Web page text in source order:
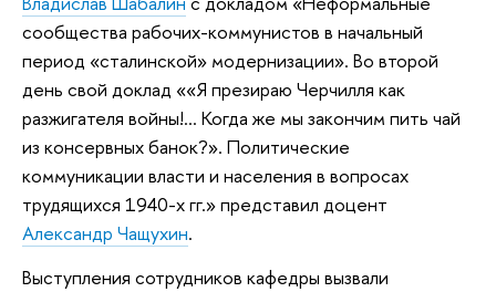
сообщества рабочих-коммунистов в начальный
период «сталинской» модернизации». Во второй
день свой доклад ««Я презираю Черчилля как
разжигателя войны!… Когда же мы закончим пить чай
из консервных банок?». Политические
коммуникации власти и населения в вопросах
трудящихся 1940-х гг.» представил доцент
Александр Чащухин.
Выступления сотрудников кафедры вызвали